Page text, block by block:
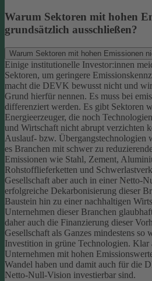
Warum Sektoren mit hohen
grundsätzlich ausschließen?
Warum Sektoren mit hohen Emissionen
Einige institutionelle Investor:innen
Sektoren, um geringere
macht die DEVK bewusst nicht und
Grund hierfür nennen. Es muss bei
differenziert werden. Es gibt Sektoren
Energieerzeuger, die noch
und Wirtschaft nicht abrupt verzichten
Auslauf- bzw. Übergangstechnologien
es Branchen mit schwer zu
Emissionen wie Stahl, Zement,
Rohstofflieferketten und
Gesellschaft aber auch in einer Netto-
erfolgreiche Dekarbonisierung dieser
Baustein hin zu einer nachhaltigen
Unternehmen dieser Branchen
daher auch die Finanzierung dieser
Gesellschaft als Ganzes mindestens
Investition in grüne Technologien. Klar
Unternehmen mit hohen
Wandel haben und damit auch für die
Netto-Null-Vision investierbar sind.